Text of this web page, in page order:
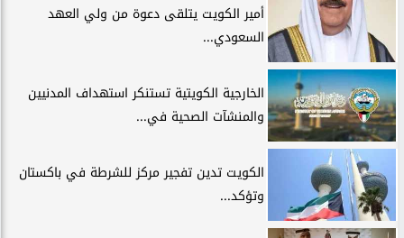
أمير الكويت يتلقى دعوة من ولي العهد
السعودي...
الخارجية الكويتية تستنكر استهداف المدنيين
والمنشآت الصحية في...
الكويت تدين تفجير مركز للشرطة في باكستان
وتؤكد...